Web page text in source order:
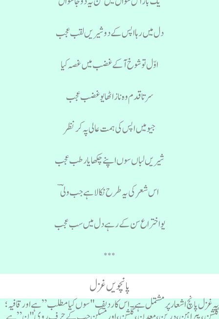
دل میں رہا اپس کے دو شیریں لقب عجب
اوّل تو شوخ آکے غضب میں غصہ کیا
سر تا قدم وہ ناز اٹھا یو غضب عجب
جیو میں اپس کی ہمت عالی پہ کر نظر
شیریں لباں سوں اپنے چکھایا رطب عجب
اس شعر کی یہ طرح نکالا ہے جب ولیؔ
یو اختراع سن کے رہے دل میں سب عجب
***
پانچویں غزل
یہ غزل پانچ اشعار پر مشتمل ہے۔ اس کا ردیف "سوں کیا مطلب” ہے اور قافیہ؛